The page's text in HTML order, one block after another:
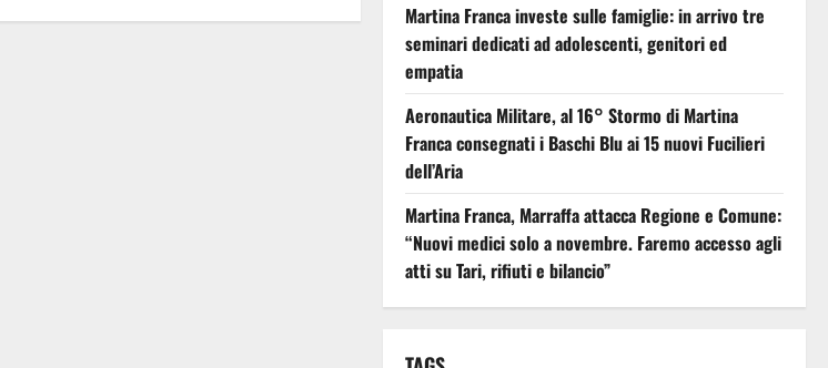
Martina Franca investe sulle famiglie: in arrivo tre
seminari dedicati ad adolescenti, genitori ed
empatia
Aeronautica Militare, al 16° Stormo di Martina
Franca consegnati i Baschi Blu ai 15 nuovi Fucilieri
dell’Aria
Martina Franca, Marraffa attacca Regione e Comune:
“Nuovi medici solo a novembre. Faremo accesso agli
atti su Tari, rifiuti e bilancio”